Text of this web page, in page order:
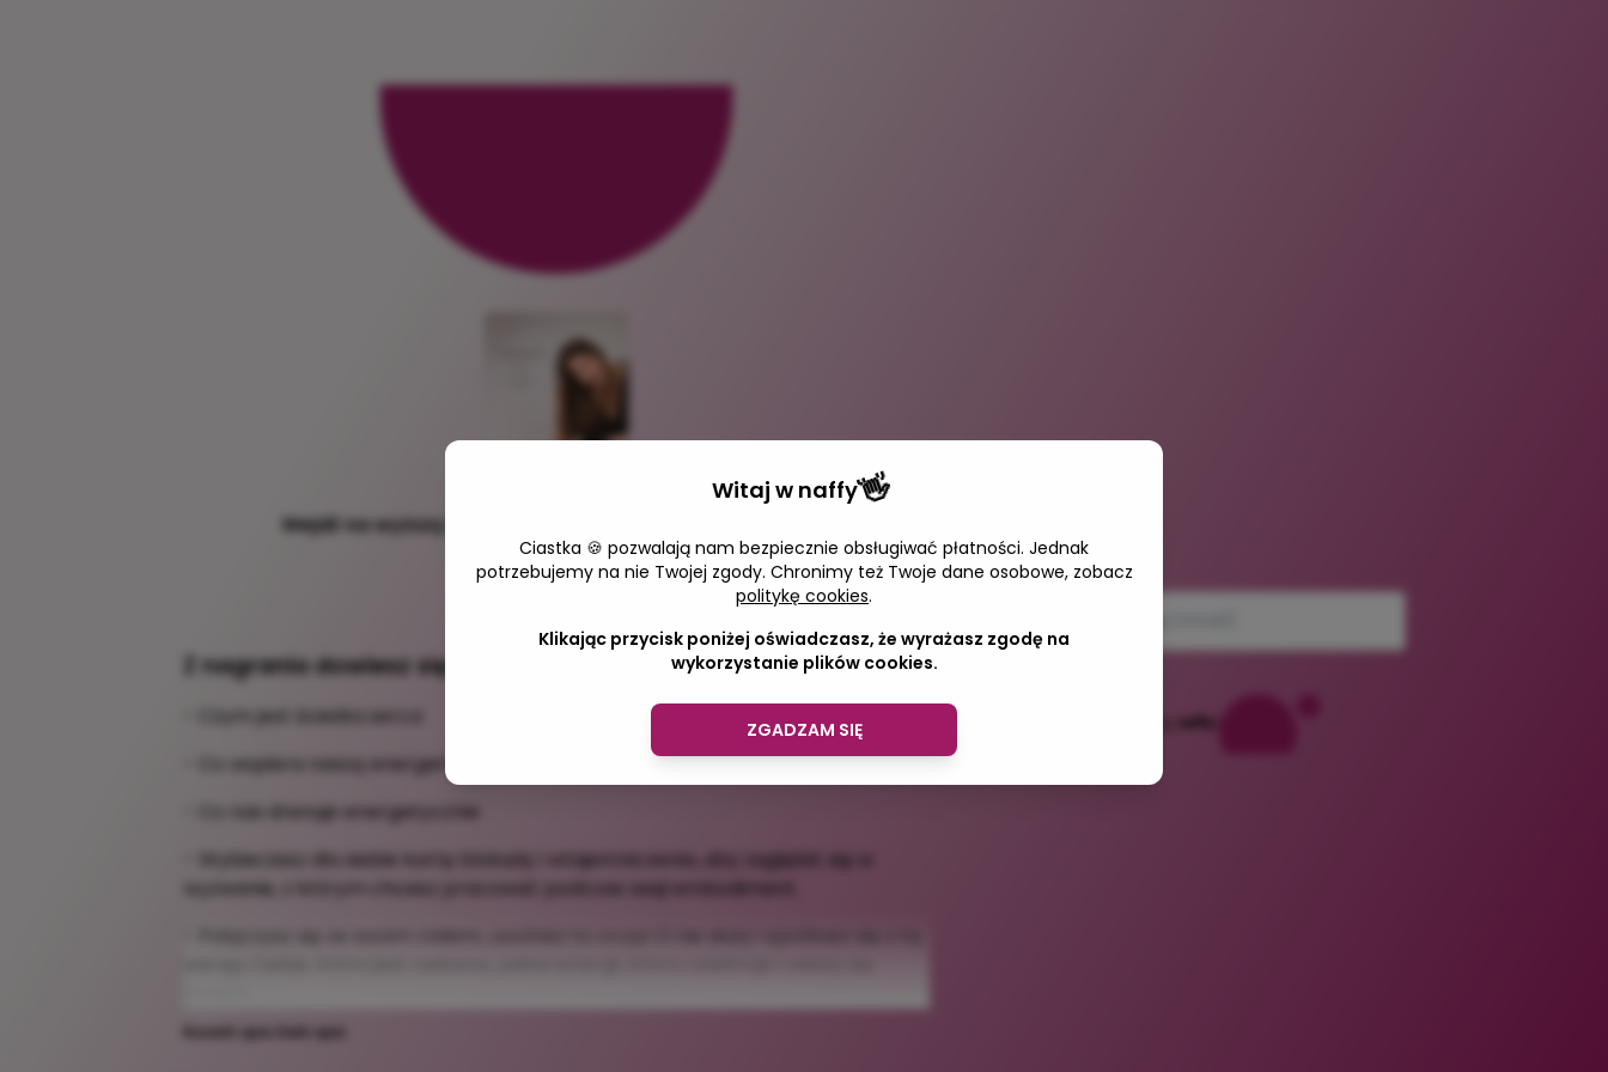
Wejdź na wyższy poziom energii na swojej ścieżce serca
Koralina Szwed
Z nagrania dowiesz się:
- Czym jest ścieżka serca
- Co wspiera naszą energetykę
- Co nas drenuje energetycznie
- Wybierzesz dla siebie kartę blokady i wtajemniczenia, aby zagłębić się w
wyzwanie, z którym chcesz pracować podczas sesji embodiment.
Rozwiń opis Zwiń opis
Adres e-mail
Witaj w naffy 👋
Ciastka 🍪 pozwalają nam bezpiecznie obsługiwać płatności. Jednak
potrzebujemy na nie Twojej zgody. Chronimy też Twoje dane osobowe, zobacz
politykę cookies.
Klikając przycisk poniżej oświadczasz, że wyrażasz zgodę na
wykorzystanie plików cookies.
ZGADZAM SIĘ